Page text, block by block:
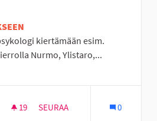
kiertämään esim.
Nurmo, Ylistaro,...
Koko Seinäjoki
19 19 SEURAAJAA
SEURAA 0